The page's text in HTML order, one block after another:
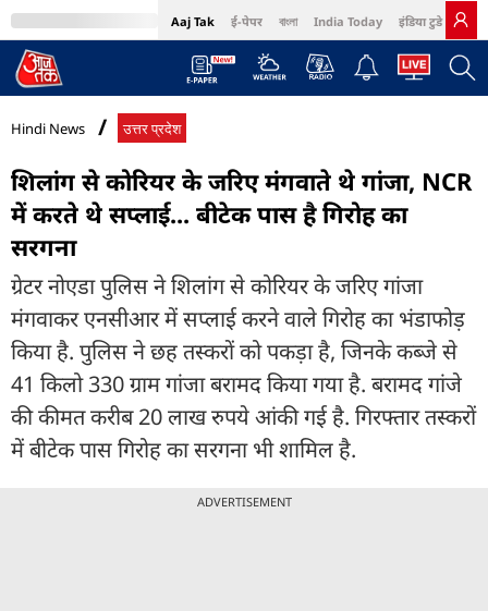
Aaj Tak ई-पेपर বাংলা India Today इंडिया टुडे हिंदी
MumbaiTak Cosmopolitan Harper's Bazaar Northeast
Hindi News उत्तर प्रदेश
शिलांग से कोरियर के जरिए मंगवाते थे गांजा, NCR
में करते थे सप्लाई... बीटेक पास है गिरोह का
सरगना
ग्रेटर नोएडा पुलिस ने शिलांग से कोरियर के जरिए गांजा
मंगवाकर एनसीआर में सप्लाई करने वाले गिरोह का भंडाफोड़
किया है. पुलिस ने छह तस्करों को पकड़ा है, जिनके कब्जे से
41 किलो 330 ग्राम गांजा बरामद किया गया है. बरामद गांजे
की कीमत करीब 20 लाख रुपये आंकी गई है. गिरफ्तार तस्करों
में बीटेक पास गिरोह का सरगना भी शामिल है.
ADVERTISEMENT